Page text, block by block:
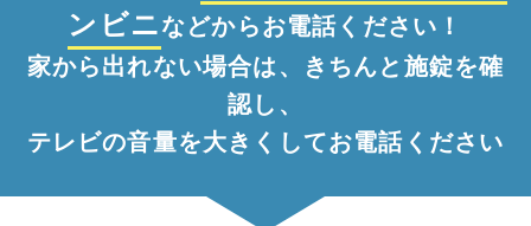
ンビニなどからお電話ください！
家から出れない場合は、きちんと施錠を確
認し、
テレビの音量を大きくしてお電話ください